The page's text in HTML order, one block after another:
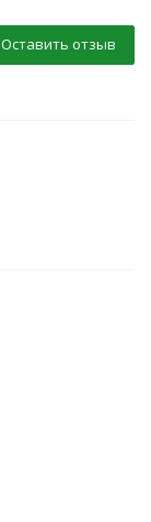
Оставить отзыв